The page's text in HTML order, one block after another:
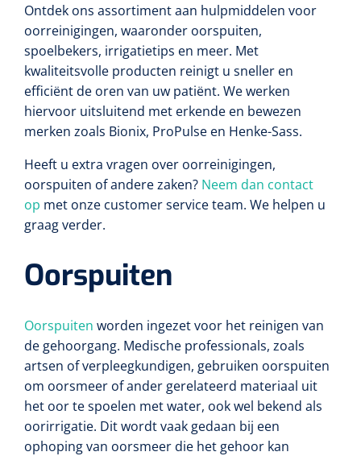
Ontdek ons assortiment aan hulpmiddelen voor
oorreinigingen, waaronder oorspuiten,
spoelbekers, irrigatietips en meer. Met
kwaliteitsvolle producten reinigt u sneller en
efficiënt de oren van uw patiënt. We werken
hiervoor uitsluitend met erkende en bewezen
merken zoals Bionix, ProPulse en Henke-Sass.
Heeft u extra vragen over oorreinigingen,
oorspuiten of andere zaken? Neem dan contact
op met onze customer service team. We helpen u
graag verder.
Oorspuiten
Oorspuiten worden ingezet voor het reinigen van
de gehoorgang. Medische professionals, zoals
artsen of verpleegkundigen, gebruiken oorspuiten
om oorsmeer of ander gerelateerd materiaal uit
het oor te spoelen met water, ook wel bekend als
oorirrigatie. Dit wordt vaak gedaan bij een
ophoping van oorsmeer die het gehoor kan